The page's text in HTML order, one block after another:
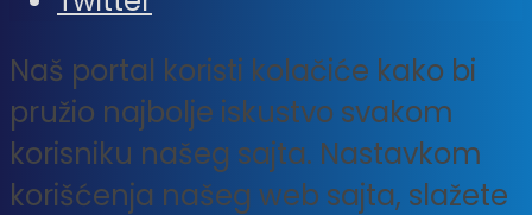
Naš portal koristi kolačiće kako bi
pružio najbolje iskustvo svakom
korisniku našeg sajta. Nastavkom
korišćenja našeg web sajta, slažete